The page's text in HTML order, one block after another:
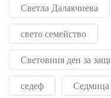
Светла Далакчиева
свето семейство
Световния ден за
седеф Седмица